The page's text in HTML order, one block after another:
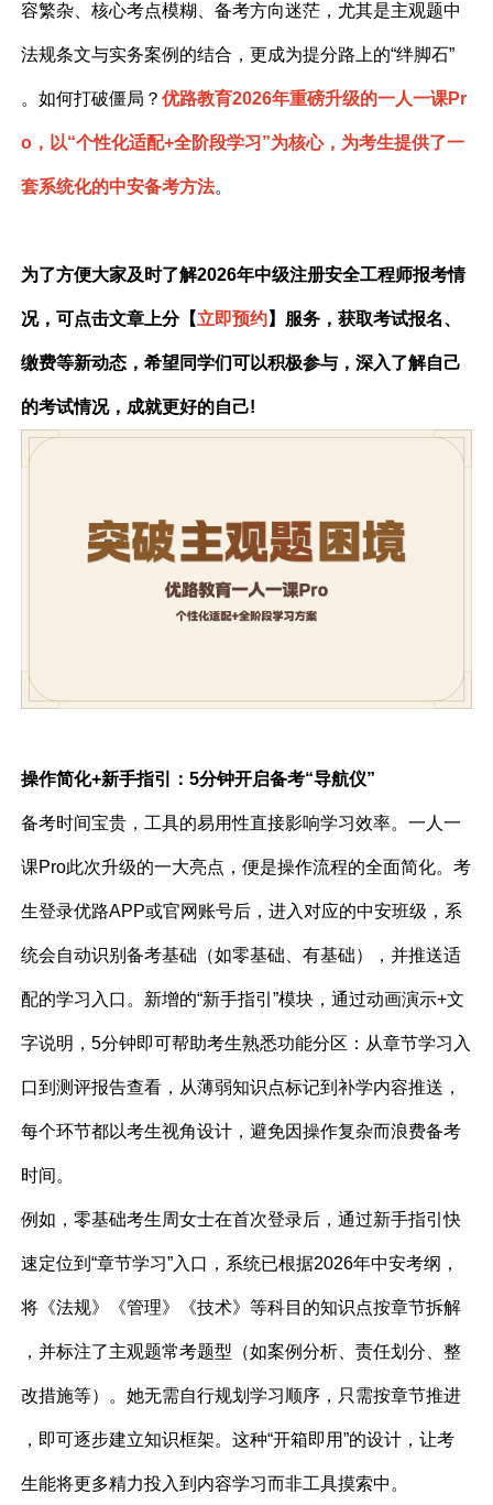
容繁杂、核心考点模糊、备考方向迷茫，尤其是主观题中
法规条文与实务案例的结合，更成为提分路上的“绊脚石”
。如何打破僵局？优路教育2026年重磅升级的一人一课Pr
o，以“个性化适配+全阶段学习”为核心，为考生提供了一
套系统化的中安备考方法。
为了方便大家及时了解2026年中级注册安全工程师报考情
况，可点击文章上分【立即预约】服务，获取考试报名、
缴费等新动态，希望同学们可以积极参与，深入了解自己
的考试情况，成就更好的自己!
操作简化+新手指引：5分钟开启备考“导航仪”
备考时间宝贵，工具的易用性直接影响学习效率。一人一
课Pro此次升级的一大亮点，便是操作流程的全面简化。考
生登录优路APP或官网账号后，进入对应的中安班级，系
统会自动识别备考基础（如零基础、有基础），并推送适
配的学习入口。新增的“新手指引”模块，通过动画演示+文
字说明，5分钟即可帮助考生熟悉功能分区：从章节学习入
口到测评报告查看，从薄弱知识点标记到补学内容推送，
每个环节都以考生视角设计，避免因操作复杂而浪费备考
时间。
例如，零基础考生周女士在首次登录后，通过新手指引快
速定位到“章节学习”入口，系统已根据2026年中安考纲，
将《法规》《管理》《技术》等科目的知识点按章节拆解
，并标注了主观题常考题型（如案例分析、责任划分、整
改措施等）。她无需自行规划学习顺序，只需按章节推进
，即可逐步建立知识框架。这种“开箱即用”的设计，让考
生能将更多精力投入到内容学习而非工具摸索中。